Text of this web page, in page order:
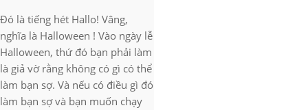
Đó là tiếng hét Hallo! Vâng,
nghĩa là Halloween ! Vào ngày lễ
Halloween, thứ đó bạn phải làm
là giả vờ rằng không có gì có thể
làm bạn sợ. Và nếu có điều gì đó
làm bạn sợ và bạn muốn chạy